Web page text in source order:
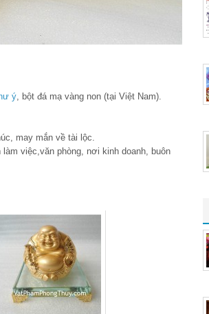
ý , bột đá mạ vàng non (tại Việt Nam).
may mắn về tài lộc.
việc,văn phòng, nơi kinh doanh, buôn